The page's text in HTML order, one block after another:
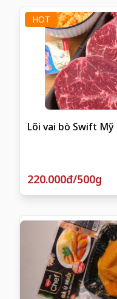
HOT
Lõi vai bò Swift Mỹ
220.000đ/500g